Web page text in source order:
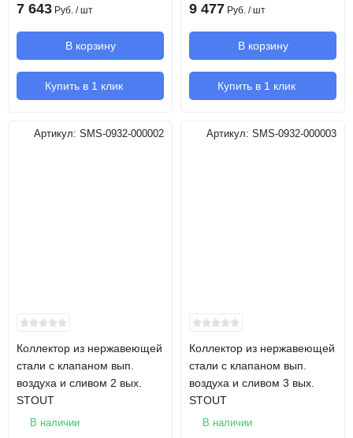
7 643 Руб. / шт
В корзину
Купить в 1 клик
9 477 Руб. / шт
В корзину
Купить в 1 клик
Артикул: SMS-0932-000002
Коллектор из нержавеющей
стали с клапаном вып.
воздуха и сливом 2 вых.
STOUT
В наличии
Артикул: SMS-0932-000003
Коллектор из нержавеющей
стали с клапаном вып.
воздуха и сливом 3 вых.
STOUT
В наличии